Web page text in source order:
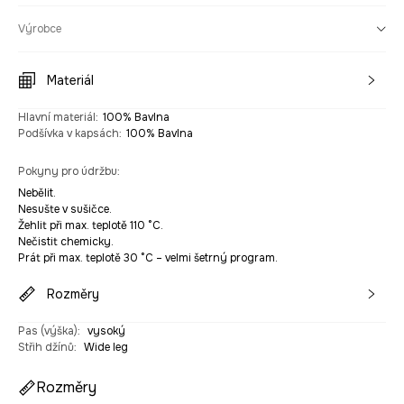
Výrobce
Materiál
Hlavní materiál: 100% Bavlna
Podšívka v kapsách: 100% Bavlna
Pokyny pro údržbu:
Nebělit.
Nesušte v sušičce.
Žehlit při max. teplotě 110 °C.
Nečistit chemicky.
Prát při max. teplotě 30 °C – velmi šetrný program.
Rozměry
Pas (výška): vysoký
Střih džínů: Wide leg
Rozměry